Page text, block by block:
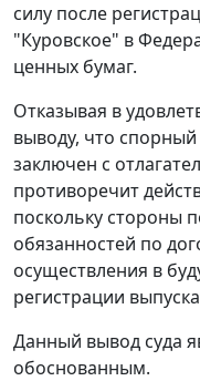
силу после
"Куровское" в
ценных бумаг.
Отказывая в
выводу, что
заключен с
противоречит
поскольку стороны
обязанностей по
осуществления в
регистрации
Данный вывод суда
обоснованным.